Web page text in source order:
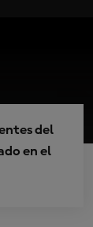
del
en el